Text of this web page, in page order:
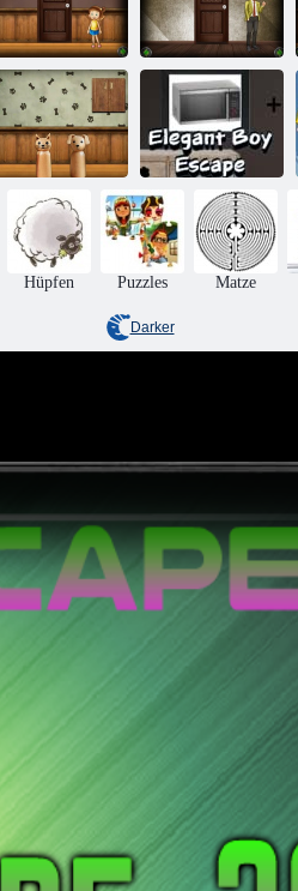
Amgel Kids
Room Flucht
345
Amgel Easy
Room Flucht
321
Amgel Kids
Room Flucht
348
Elegante
Jungenflucht
Hüpfen Puzzles Matze
Darker